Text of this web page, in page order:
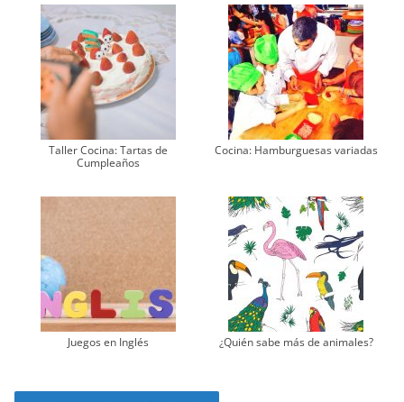
Taller Cocina: Tartas de
Cumpleaños
Cocina: Hamburguesas variadas
Juegos en Inglés ¿Quién sabe más de animales?